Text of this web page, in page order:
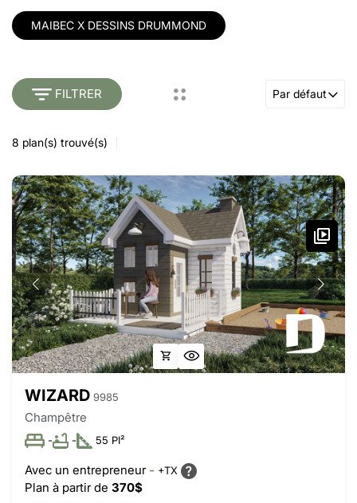
MAIBEC X DESSINS DRUMMOND
FILTRER Par défaut
8 plan(s) trouvé(s)
WIZARD 9985
Champêtre
- - 55 PI²
Avec un entrepreneur - +TX
Plan à partir de 370$